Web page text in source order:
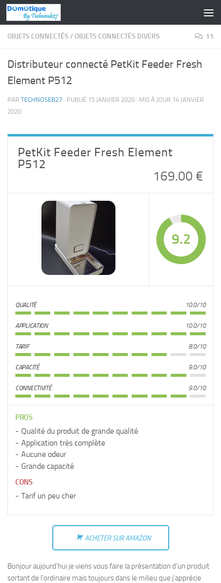
Skip to content
OBJETS CONNECTÉS /OBJETS CONNECTÉS DIVERS 11
Distributeur connecté PetKit Feeder Fresh
Element P512
PAR TECHNOSEB27 · PUBLIÉ 15 JANVIER 2020 · MIS À JOUR 14 JANVIER
2020
PetKit Feeder Fresh Element
P512
169.00 €
9.2
QUALITÉ 10.0/10
APPLICATION 10.0/10
TARIF 8.0/10
CAPACITÉ 9.0/10
CONNECTIVITÉ 9.0/10
PROS
Qualité du produit de grande qualité
Application très complète
Aucune odeur
Grande capacité
CONS
Tarif un peu cher
ACHETER SUR AMAZON
Bonjour aujourd’hui je viens vous faire la présentation d’un produit
sortant de l’ordinaire mais toujours dans le milieu que j’apprécie